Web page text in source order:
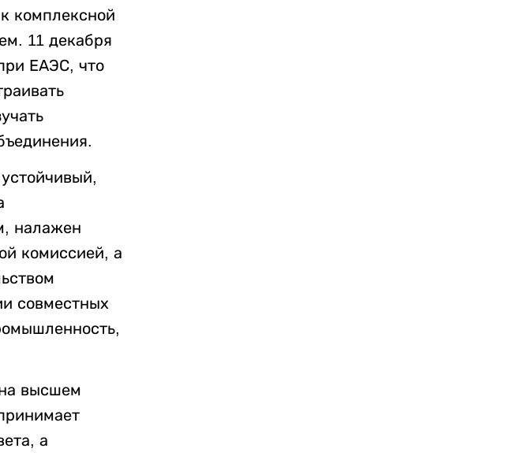
комплексной
11 декабря
ЕАЭС, что
налажен
комиссией, а
совместных
высшем
а